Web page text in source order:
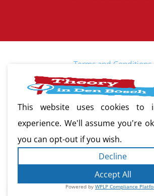
Terms and Conditions
Cancellation policy
Vacancy
Complaints
Privacy
This website uses cookies to
experience. We'll assume you're
you can opt-out if you wish.
Decline
Accept All
Powered by WPLP Compliance